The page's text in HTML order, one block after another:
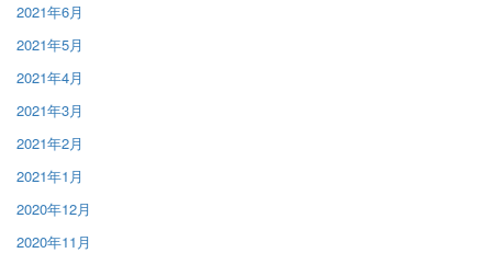
2021年6月
2021年5月
2021年4月
2021年3月
2021年2月
2021年1月
2020年12月
2020年11月